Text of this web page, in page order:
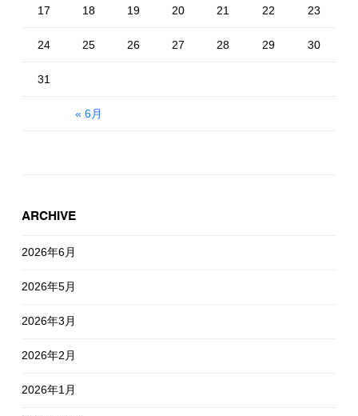
« 6月
17 18 19 20 21 22 23
24 25 26 27 28 29 30
31
ARCHIVE
2026年6月
2026年5月
2026年3月
2026年2月
2026年1月